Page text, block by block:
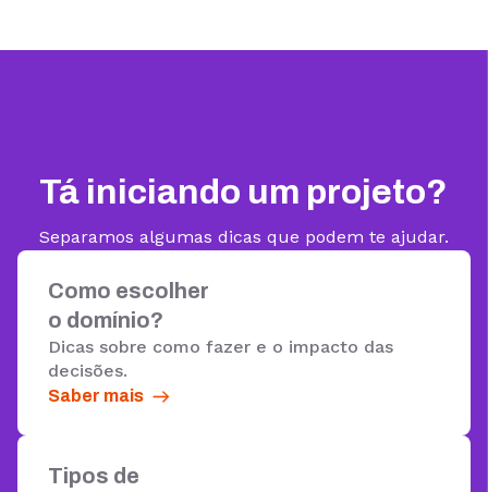
Tá iniciando um projeto?
Separamos algumas dicas que podem te ajudar.
Como escolher
o domínio?
Dicas sobre como fazer e o impacto das
decisões.
Saber mais
Tipos de